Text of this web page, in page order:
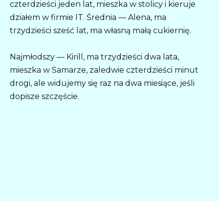
czterdzieści jeden lat, mieszka w stolicy i kieruje
działem w firmie IT. Średnia — Alena, ma
trzydzieści sześć lat, ma własną małą cukiernię.
Najmłodszy — Kirill, ma trzydzieści dwa lata,
mieszka w Samarze, zaledwie czterdzieści minut
drogi, ale widujemy się raz na dwa miesiące, jeśli
dopisze szczęście.